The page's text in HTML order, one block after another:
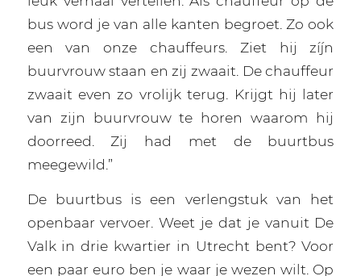
bus word je van alle kanten begroet. Zo ook
een van onze chauffeurs. Ziet hij zíjn
buurvrouw staan en zij zwaait. De chauffeur
zwaait even zo vrolijk terug. Krijgt hij later
van zijn buurvrouw te horen waarom hij
doorreed. Zij had met de buurtbus
meegewild.”
De buurtbus is een verlengstuk van het
openbaar vervoer. Weet je dat je vanuit De
Valk in drie kwartier in Utrecht bent? Voor
een paar euro ben je waar je wezen wilt. Op